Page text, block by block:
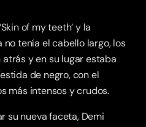
of my teeth’ y la
tenía el cabello largo, los
y en su lugar estaba
de negro, con el
más intensos y crudos.
su nueva faceta, Demi